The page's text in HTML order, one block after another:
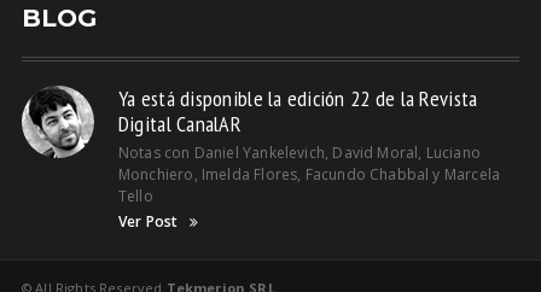
BLOG
Ya está disponible la edición 22 de la Revista
Digital CanalAR
Notas con Daniel Yankelevich, David Moral, Luciano
Monchiero, Imelda Flores, Facundo Chabbal y Marcela
Tello
Ver Post
© All Rights Reserved Tekmerion SRL